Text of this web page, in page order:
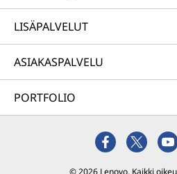
LISÄPALVELUT
ASIAKASPALVELU
PORTFOLIO
© 2026 Lenovo. Kaikki